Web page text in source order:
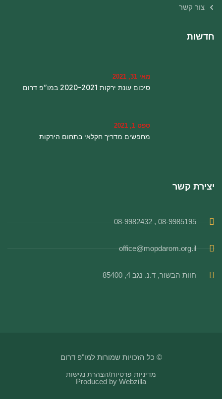
צור קשר
חדשות
מאי 31, 2021
סיכום עונת ירקות 2020-2021 במו”פ דרום
ספט 1, 2021
מחפשים מדריך חקלאי בתחום הירקות
יצירת קשר
08-9985195 , 08-9982432
office@mopdarom.org.il
חוות הבשור, ד.נ. נגב 4, 85400
© כל הזכויות שמורות למו"פ דרום
מדיניות פרטיות/הצהרת נגישות
Produced by Webzilla